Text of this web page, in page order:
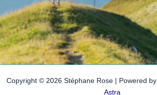
Copyright © 2026 Stéphane Rose | Powered by
Astra